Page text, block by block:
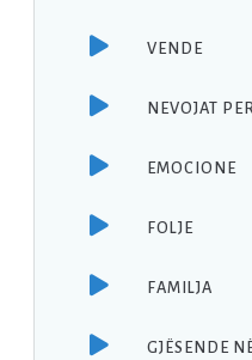
VENDE
NEVOJAT
EMOCIONE
FOLJE
FAMILJA
GJËSENDE